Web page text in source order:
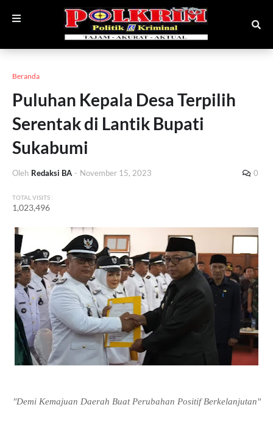
Beranda
Puluhan Kepala Desa Terpilih
Serentak di Lantik Bupati
Sukabumi
Oleh Redaksi BA - November 15, 2023 0
TOTAL VISITS :
1,023,496
"Demi Kemajuan Daerah Buat Perubahan Positif Berkelanjutan"